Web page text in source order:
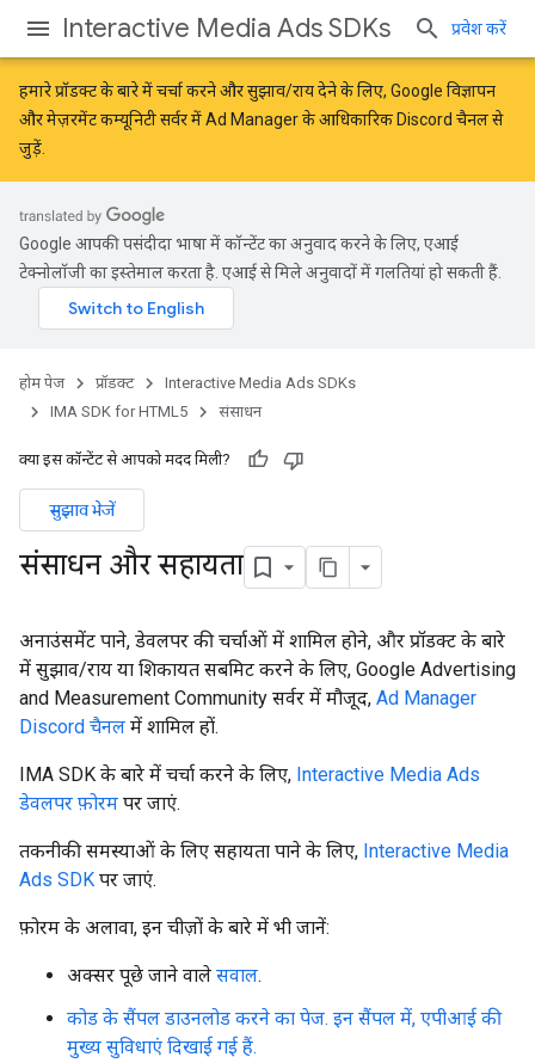
Interactive Media Ads SDKs प्रवेश करें
हमारे प्रॉडक्ट के बारे में चर्चा करने और सुझाव/राय देने के लिए, Google विज्ञापन
और मेज़रमेंट कम्यूनिटीसर्वर में Ad Manager के आधिकारिक Discord चैनल से
जुड़ें.
Google आपकी पसंदीदा भाषा में कॉन्टेंट का अनुवाद करने के लिए, एआई
टेक्नोलॉजी का इस्तेमाल करता है. एआई से मिले अनुवादों में गलतियां हो सकती हैं.
होम पेज प्रॉडक्ट
Interactive Media Ads SDKs
IMA SDK for HTML5
संसाधन
क्या इस कॉन्टेंट से आपको मदद मिली?
सुझाव भेजें
संसाधन और सहायता
अनाउंसमेंट पाने, डेवलपर की चर्चाओं में शामिल होने, और प्रॉडक्ट के बारे
में सुझाव/राय या शिकायत सबमिट करने के लिए, Google Advertising
and Measurement Community सर्वर में मौजूद, Ad Manager
Discord चैनल में शामिल हों.
IMA SDK के बारे में चर्चा करने के लिए, Interactive Media Ads
डेवलपर फ़ोरम पर जाएं.
तकनीकी समस्याओं के लिए सहायता पाने के लिए, Interactive Media
Ads SDK पर जाएं.
फ़ोरम के अलावा, इन चीज़ों के बारे में भी जानें:
अक्सर पूछे जाने वाले सवाल.
कोड के सैंपल डाउनलोड करने का पेज. इन सैंपल में, एपीआई की
मुख्य सुविधाएं दिखाई गई हैं.